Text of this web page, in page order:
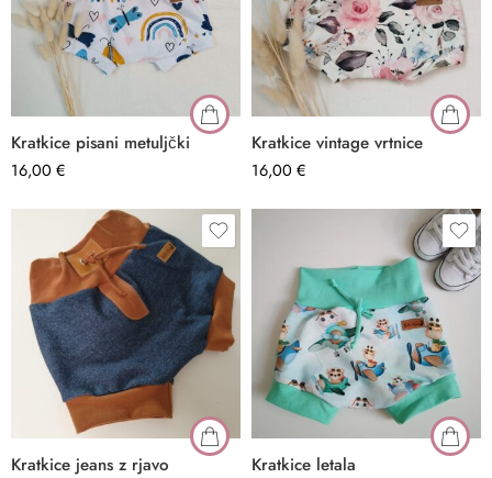
Kratkice pisani metuljčki
16,00 €
Kratkice vintage vrtnice
16,00 €
Kratkice jeans z rjavo Kratkice letala